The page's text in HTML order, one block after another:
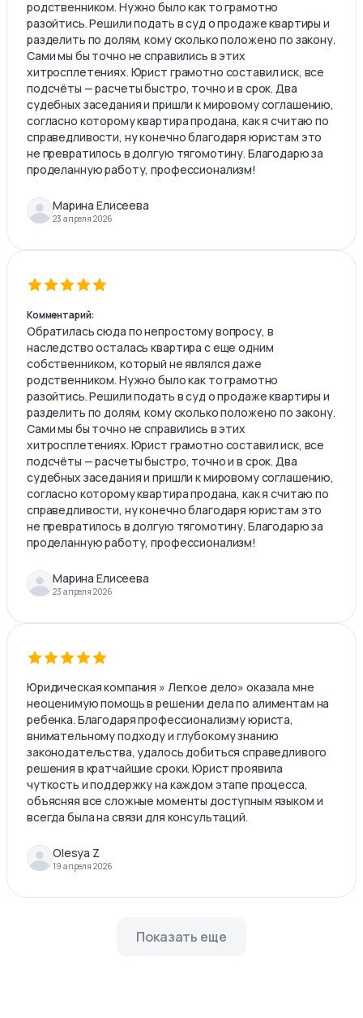
родственником. Нужно было как то грамотно
разойтись. Решили подать в суд о продаже квартиры и
разделить по долям, кому сколько положено по закону.
Сами мы бы точно не справились в этих
хитросплетениях. Юрист грамотно составил иск, все
подсчёты — расчеты быстро, точно и в срок. Два
судебных заседания и пришли к мировому соглашению,
согласно которому квартира продана, как я считаю по
справедливости, ну конечно благодаря юристам это
не превратилось в долгую тягомотину. Благодарю за
проделанную работу, профессионализм!
Марина Елисеева
23 апреля 2026
Комментарий:
Обратилась сюда по непростому вопросу, в
наследство осталась квартира с еще одним
собственником, который не являлся даже
родственником. Нужно было как то грамотно
разойтись. Решили подать в суд о продаже квартиры и
разделить по долям, кому сколько положено по закону.
Сами мы бы точно не справились в этих
хитросплетениях. Юрист грамотно составил иск, все
подсчёты — расчеты быстро, точно и в срок. Два
судебных заседания и пришли к мировому соглашению,
согласно которому квартира продана, как я считаю по
справедливости, ну конечно благодаря юристам это
не превратилось в долгую тягомотину. Благодарю за
проделанную работу, профессионализм!
Марина Елисеева
23 апреля 2026
Юридическая компания » Легкое дело» оказала мне
неоценимую помощь в решении дела по алиментам на
ребенка. Благодаря профессионализму юриста,
внимательному подходу и глубокому знанию
законодательства, удалось добиться справедливого
решения в кратчайшие сроки. Юрист проявила
чуткость и поддержку на каждом этапе процесса,
объясняя все сложные моменты доступным языком и
всегда была на связи для консультаций.
Olesya Z
19 апреля 2026
Показать еще